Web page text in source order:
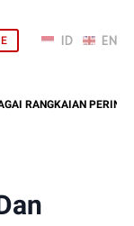
PERINGATAN